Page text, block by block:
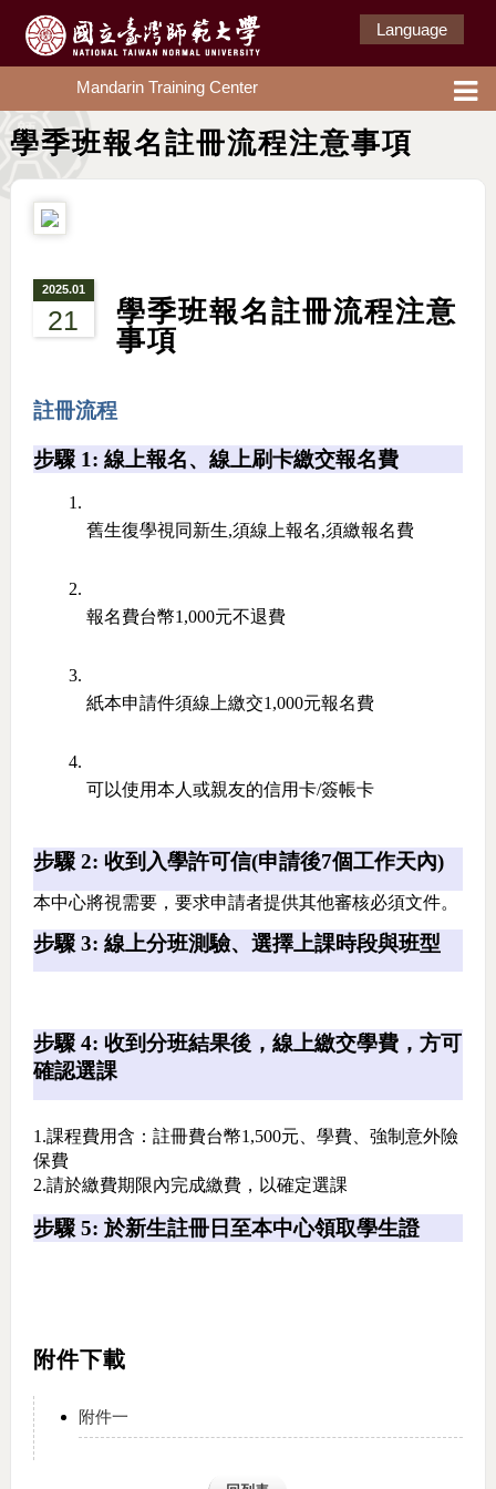
Language
Mandarin Training Center
學季班報名註冊流程注意事項
2025.01
21
學季班報名註冊流程注意
事項
註冊流程
步驟 1: 線上報名、線上刷卡繳交報名費
舊生復學視同新生,須線上報名,須繳報名費
報名費台幣1,000元不退費
紙本申請件須線上繳交1,000元報名費
可以使用本人或親友的信用卡/簽帳卡
步驟 2: 收到入學許可信(申請後7個工作天內)
本中心將視需要，要求申請者提供其他審核必須文件。
步驟 3: 線上分班測驗、選擇上課時段與班型
步驟 4: 收到分班結果後，線上繳交學費，方可
確認選課
1.課程費用含：註冊費台幣1,500元、學費、強制意外險
保費
2.請於繳費期限內完成繳費，以確定選課
步驟 5: 於新生註冊日至本中心領取學生證
附件下載
附件一